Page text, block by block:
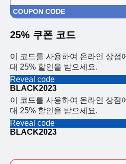
COUPON CODE
25% 쿠폰 코드
이 코드를 사용하여 온라인 상점
대 25% 할인을 받으세요.
Reveal code
BLACK2023
이 코드를 사용하여 온라인 상점
대 25% 할인을 받으세요.
Reveal code
BLACK2023